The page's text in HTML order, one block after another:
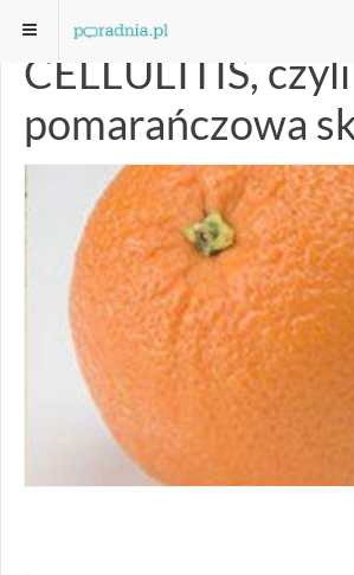
CELLULITIS, czyli
pomarańczowa